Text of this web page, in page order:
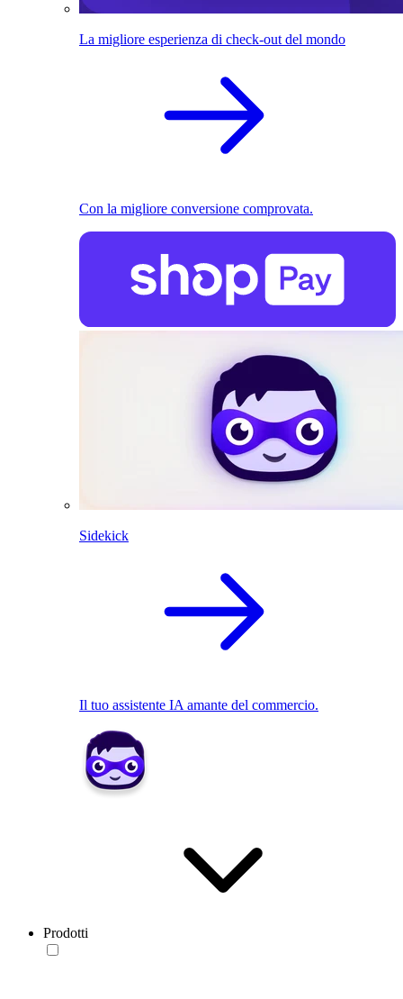
La migliore esperienza di check-out del mondo
Con la migliore conversione comprovata.
Sidekick
Il tuo assistente IA amante del commercio.
Prodotti